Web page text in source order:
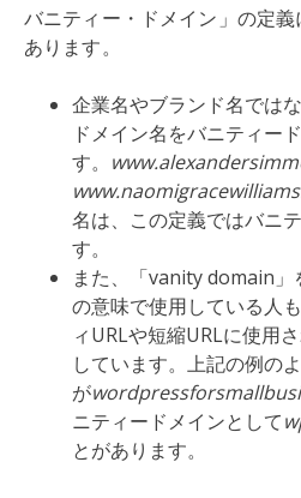
バニティー・ドメイン」の定
あります。
企業名やブランド名では
ドメイン名をバニティー
す。
名は、この定義ではバニ
す。
また、「vanity domain
の意味で使用している人
ィURLや短縮URLに使用
しています。上記の例の
が
ニティードメインとして
とがあります。